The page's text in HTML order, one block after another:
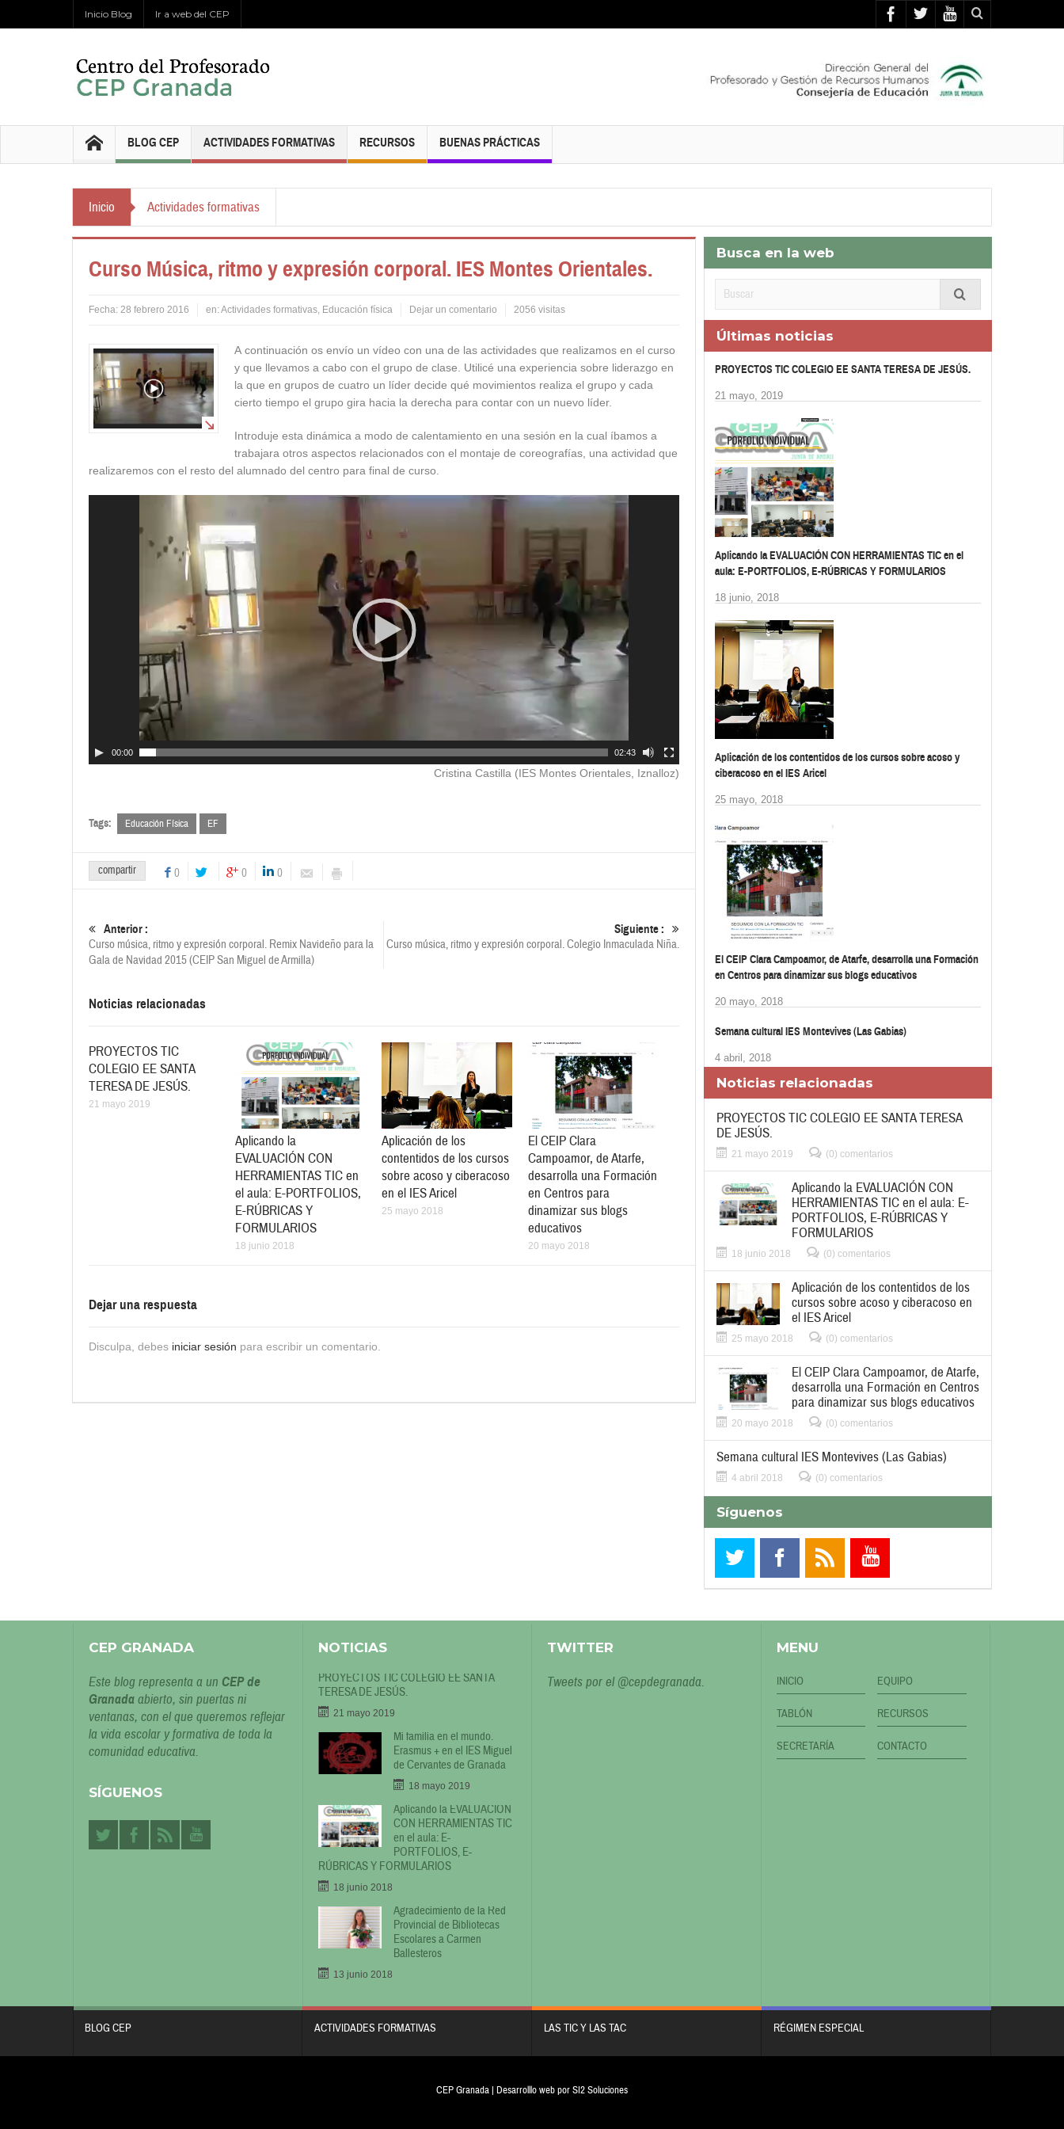
Inicio Blog Ir a web del CEP
BLOG CEP ACTIVIDADES FORMATIVAS RECURSOS BUENAS PRÁCTICAS
Inicio Actividades formativas
Curso Música, ritmo y expresión corporal. IES Montes Orientales.
Fecha: 28 febrero 2016 en:Actividades formativas, Educación física Dejar un comentario 2056 visitas
A continuación os envío un vídeo con una de las actividades que realizamos en el curso
y que llevamos a cabo con el grupo de clase. Utilicé una experiencia sobre liderazgo en
la que en grupos de cuatro un líder decide qué movimientos realiza el grupo y cada
cierto tiempo el grupo gira hacia la derecha para contar con un nuevo líder.
Introduje esta dinámica a modo de calentamiento en una sesión en la cual íbamos a
trabajara otros aspectos relacionados con el montaje de coreografías, una actividad que
realizaremos con el resto del alumnado del centro para final de curso.
00:00 02:43
Cristina Castilla (IES Montes Orientales, Iznalloz)
Tags: Educación Física EF
compartir 0 0 0
Anterior :
Curso música, ritmo y expresión corporal. Remix Navideño para la
Gala de Navidad 2015 (CEIP San Miguel de Armilla)
Siguiente :
Curso música, ritmo y expresión corporal. Colegio Inmaculada Niña.
Noticias relacionadas
PROYECTOS TIC
COLEGIO EE SANTA
TERESA DE JESÚS.
21 mayo 2019
Aplicando la
EVALUACIÓN CON
HERRAMIENTAS TIC en
el aula: E-PORTFOLIOS,
E-RÚBRICAS Y
FORMULARIOS
18 junio 2018
Aplicación de los
contentidos de los cursos
sobre acoso y ciberacoso
en el IES Aricel
25 mayo 2018
El CEIP Clara
Campoamor, de Atarfe,
desarrolla una Formación
en Centros para
dinamizar sus blogs
educativos
20 mayo 2018
Dejar una respuesta
Disculpa, debes iniciar sesión para escribir un comentario.
Busca en la web
Últimas noticias
PROYECTOS TIC COLEGIO EE SANTA TERESA DE JESÚS.
21 mayo, 2019
Aplicando la EVALUACIÓN CON HERRAMIENTAS TIC en el
aula: E-PORTFOLIOS, E-RÚBRICAS Y FORMULARIOS
18 junio, 2018
Aplicación de los contentidos de los cursos sobre acoso y
ciberacoso en el IES Aricel
25 mayo, 2018
El CEIP Clara Campoamor, de Atarfe, desarrolla una Formación
en Centros para dinamizar sus blogs educativos
20 mayo, 2018
Semana cultural IES Montevives (Las Gabias)
4 abril, 2018
Noticias relacionadas
PROYECTOS TIC COLEGIO EE SANTA TERESA
DE JESÚS.
21 mayo 2019 (0) comentarios
Aplicando la EVALUACIÓN CON
HERRAMIENTAS TIC en el aula: E-
PORTFOLIOS, E-RÚBRICAS Y
FORMULARIOS
18 junio 2018 (0) comentarios
Aplicación de los contentidos de los
cursos sobre acoso y ciberacoso en
el IES Aricel
25 mayo 2018 (0) comentarios
El CEIP Clara Campoamor, de Atarfe,
desarrolla una Formación en Centros
para dinamizar sus blogs educativos
20 mayo 2018 (0) comentarios
Semana cultural IES Montevives (Las Gabias)
4 abril 2018 (0) comentarios
Síguenos
CEP GRANADA
Este blog representa a un CEP de
Granadaabierto, sin puertas ni
ventanas, con el que queremos reflejar
la vida escolar y formativa de toda la
comunidad educativa.
SÍGUENOS
NOTICIAS
PROYECTOS TIC COLEGIO EE SANTA
TERESA DE JESÚS.
21 mayo 2019
Mi familia en el mundo.
Erasmus + en el IES Miguel
de Cervantes de Granada
18 mayo 2019
Aplicando la EVALUACIÓN
CON HERRAMIENTAS TIC
en el aula: E-
PORTFOLIOS, E-
RÚBRICAS Y FORMULARIOS
18 junio 2018
Agradecimiento de la Red
Provincial de Bibliotecas
Escolares a Carmen
Ballesteros
13 junio 2018
TWITTER
Tweets por el @cepdegranada.
MENU
INICIO EQUIPO
TABLÓN RECURSOS
SECRETARÍA CONTACTO
BLOG CEP ACTIVIDADES FORMATIVAS LAS TIC Y LAS TAC RÉGIMEN ESPECIAL
CEP Granada | Desarrolllo web porSI2 Soluciones